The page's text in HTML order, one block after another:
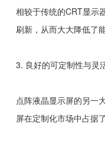
相较于传统的CRT显示
刷新，从而大大降低了
3. 良好的可定制性与灵
点阵液晶显示屏的另一
屏在定制化市场中占据